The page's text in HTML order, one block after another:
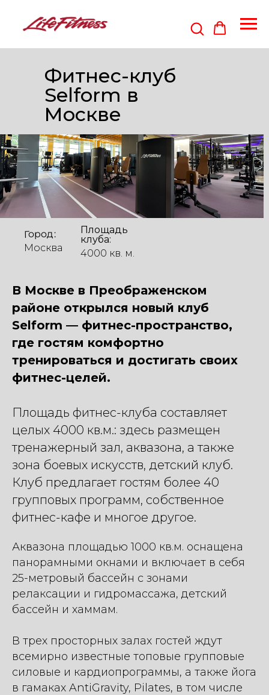
Город:
Москва
Площадь
клуба:
4000 кв. м.
Фитнес-клуб
Selform в
Москве
В Москве в Преображенском
районе открылся новый клуб
Selform — фитнес-пространство,
где гостям комфортно
тренироваться и достигать своих
фитнес-целей.
Площадь фитнес-клуба составляет
целых 4000 кв.м.: здесь размещен
тренажерный зал, аквазона, а также
зона боевых искусств, детский клуб.
Клуб предлагает гостям более 40
групповых программ, собственное
фитнес-кафе и многое другое.
Аквазона площадью 1000 кв.м. оснащена
панорамными окнами и включает в себя
25-метровый бассейн с зонами
релаксации и гидромассажа, детский
бассейн и хаммам.
В трех просторных залах гостей ждут
всемирно известные топовые групповые
силовые и кардиопрограммы, а также йога
в гамаках AntiGravity, Pilates, в том числе